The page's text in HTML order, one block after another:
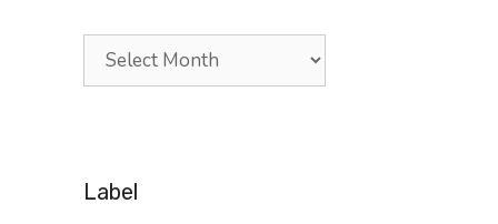
Arsip
blog
Label